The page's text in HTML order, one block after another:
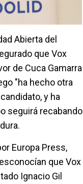
Abierta del
que Vox
de Cuca Gamarra
"ha hecho otra
y ha
seguirá recabando
Europa Press,
que Vox
Ignacio Gil